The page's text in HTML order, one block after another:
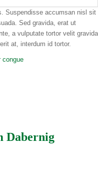
Suspendisse accumsan nisl sit
Sed gravida, erat ut
a vulputate tortor velit gravida
at, interdum id tortor.
congue
Dabernig